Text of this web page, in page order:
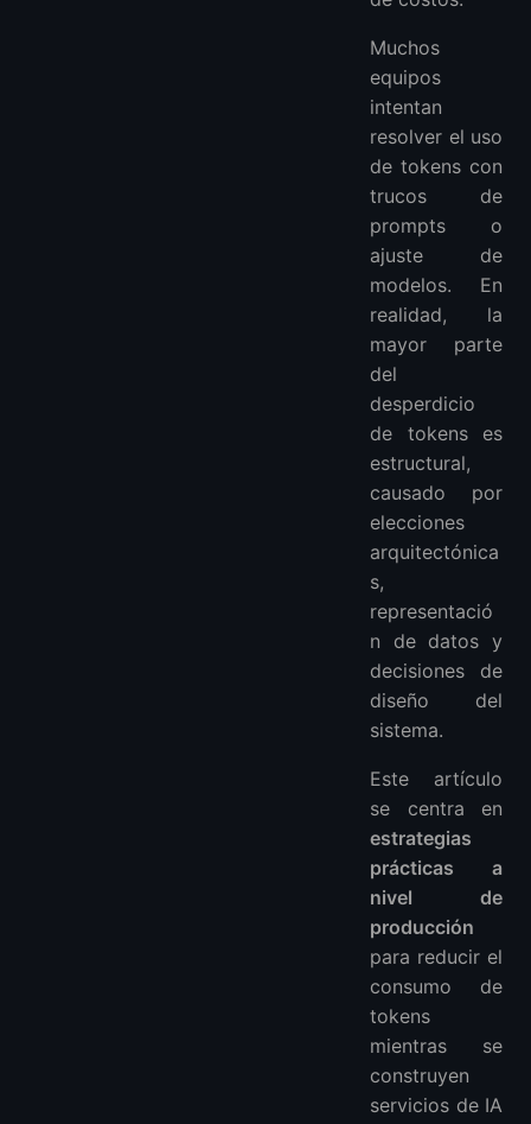
Muchos
equipos
intentan
resolver el uso
de tokens con
trucos de
prompts o
ajuste de
modelos. En
realidad, la
mayor parte
del
desperdicio
de tokens es
estructural,
causado por
elecciones
arquitectónica
s,
representació
n de datos y
decisiones de
diseño del
sistema.
Este artículo
se centra en
estrategias
prácticas a
nivel de
producción
para reducir el
consumo de
tokens
mientras se
construyen
servicios de IA